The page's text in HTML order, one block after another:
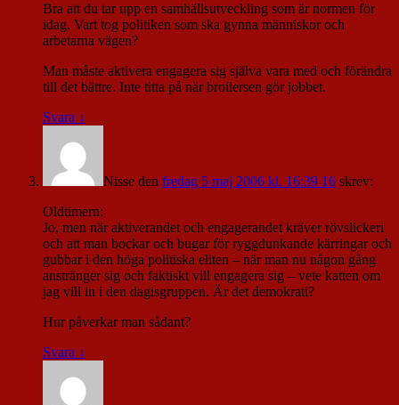
Bra att du tar upp en samhällsutveckling som är normen för
idag. Vart tog politiken som ska gynna människor och
arbetarna vägen?
Man måste aktivera engagera sig själva vara med och förändra
till det bättre. Inte titta på när broilersen gör jobbet.
Svara ↓
Nisse den fredag 5 maj 2006 kl. 16:39 16 skrev:
Oldtimern:
Jo, men när aktiverandet och engagerandet kräver rövslickeri
och att man bockar och bugar för ryggdunkande kärringar och
gubbar i den höga politiska eliten – när man nu någon gång
anstränger sig och faktiskt vill engagera sig – vete katten om
jag vill in i den dagisgruppen. Är det demokrati?
Hur påverkar man sådant?
Svara ↓